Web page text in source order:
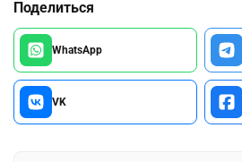
Поделиться
WhatsApp
VK